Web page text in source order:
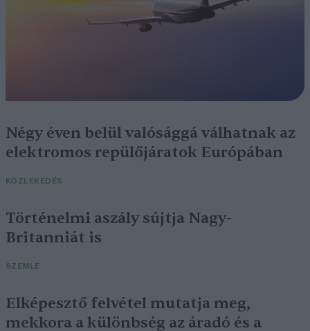
Négy éven belül valósággá válhatnak az
elektromos repülőjáratok Európában
KÖZLEKEDÉS
Történelmi aszály sújtja Nagy-
Britanniát is
SZEMLE
Elképesztő felvétel mutatja meg,
mekkora a különbség az áradó és a